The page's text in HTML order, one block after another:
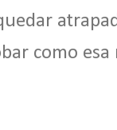
como